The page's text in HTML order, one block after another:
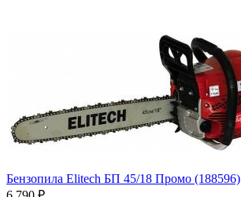
Бензопила Elitech БП 45/18 Промо (188596)
₽